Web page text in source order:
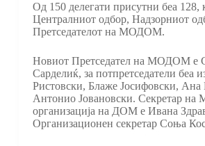
Од 150 делегати присутни беа 128,
Централниот одбор, Надзорниот
Претседателот на МОДОМ.
Новиот Претседател на МОДОМ е
Сарделиќ, за потпретседатели беа
Ристовски, Блаже Јосифовски,
Антонио Јовановски. Секретар на
организација на ДОМ е Ивана
Организационен секретар Соња